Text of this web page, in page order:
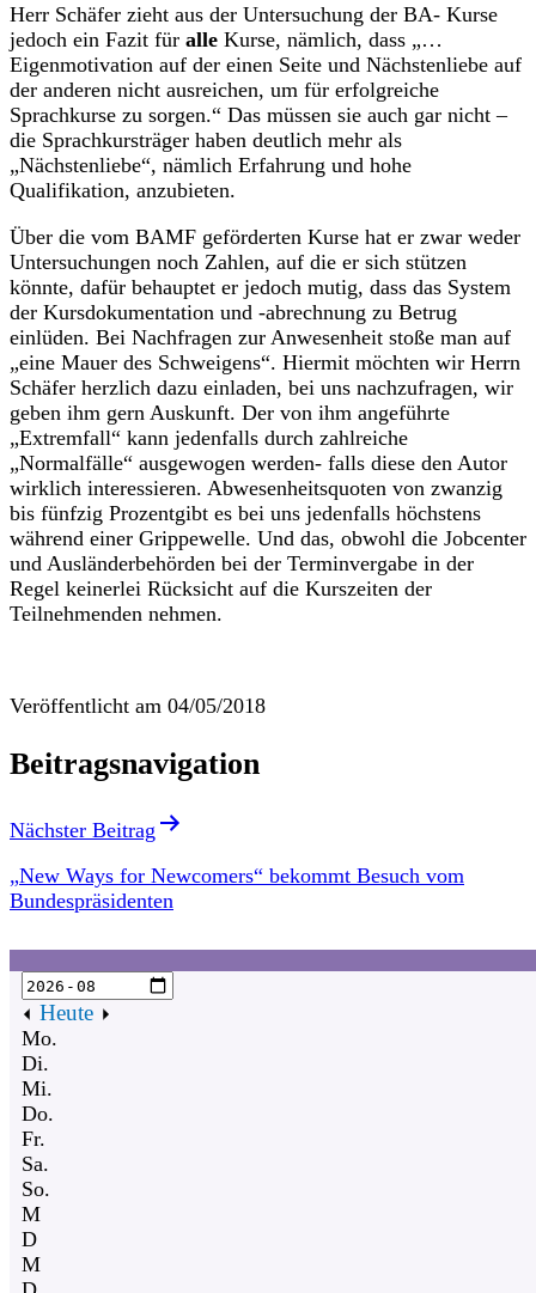
Herr Schäfer zieht aus der Untersuchung der BA- Kurse
jedoch ein Fazit für alle Kurse, nämlich, dass „…
Eigenmotivation auf der einen Seite und Nächstenliebe auf
der anderen nicht ausreichen, um für erfolgreiche
Sprachkurse zu sorgen.“ Das müssen sie auch gar nicht –
die Sprachkursträger haben deutlich mehr als
„Nächstenliebe“, nämlich Erfahrung und hohe
Qualifikation, anzubieten.
Über die vom BAMF geförderten Kurse hat er zwar weder
Untersuchungen noch Zahlen, auf die er sich stützen
könnte, dafür behauptet er jedoch mutig, dass das System
der Kursdokumentation und -abrechnung zu Betrug
einlüden. Bei Nachfragen zur Anwesenheit stoße man auf
„eine Mauer des Schweigens“. Hiermit möchten wir Herrn
Schäfer herzlich dazu einladen, bei uns nachzufragen, wir
geben ihm gern Auskunft. Der von ihm angeführte
„Extremfall“ kann jedenfalls durch zahlreiche
„Normalfälle“ ausgewogen werden- falls diese den Autor
wirklich interessieren. Abwesenheitsquoten von zwanzig
bis fünfzig Prozentgibt es bei uns jedenfalls höchstens
während einer Grippewelle. Und das, obwohl die Jobcenter
und Ausländerbehörden bei der Terminvergabe in der
Regel keinerlei Rücksicht auf die Kurszeiten der
Teilnehmenden nehmen.
Veröffentlicht am 04/05/2018
Beitragsnavigation
Nächster Beitrag
„New Ways for Newcomers“ bekommt Besuch vom
Bundespräsidenten
Heute
Mo.
Di.
Mi.
Do.
Fr.
Sa.
So.
M
D
M